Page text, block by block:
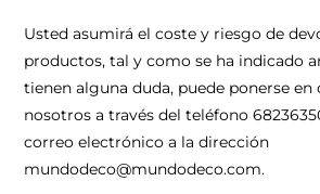
Usted asumirá el coste y riesgo de
productos, tal y como se ha indicado
tienen alguna duda, puede ponerse
nosotros a través del teléfono
correo electrónico a la dirección
mundodeco@mundodeco.com.